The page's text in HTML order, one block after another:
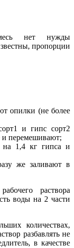
нет нужды
пропорции
опилки (не более
и гипс сорт2
и перемешивают;
на 1,4 кг гипса и
же заливают в
раствора
воды на 2 части
количествах,
разбавлять не
в качестве